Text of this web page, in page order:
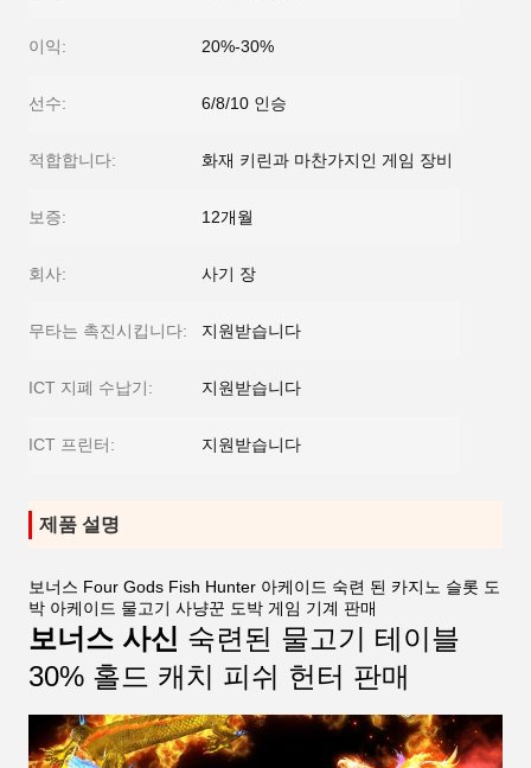
이익: 20%-30%
선수: 6/8/10 인승
적합합니다: 화재 키린과 마찬가지인 게임 장비
보증: 12개월
회사: 사기 장
무타는 촉진시킵니다: 지원받습니다
ICT 지폐 수납기: 지원받습니다
ICT 프린터: 지원받습니다
제품 설명
보너스 Four Gods Fish Hunter 아케이드 숙련 된 카지노 슬롯 도
박 아케이드 물고기 사냥꾼 도박 게임 기계 판매
보너스 사신 숙련된 물고기 테이블
30% 홀드 캐치 피쉬 헌터 판매